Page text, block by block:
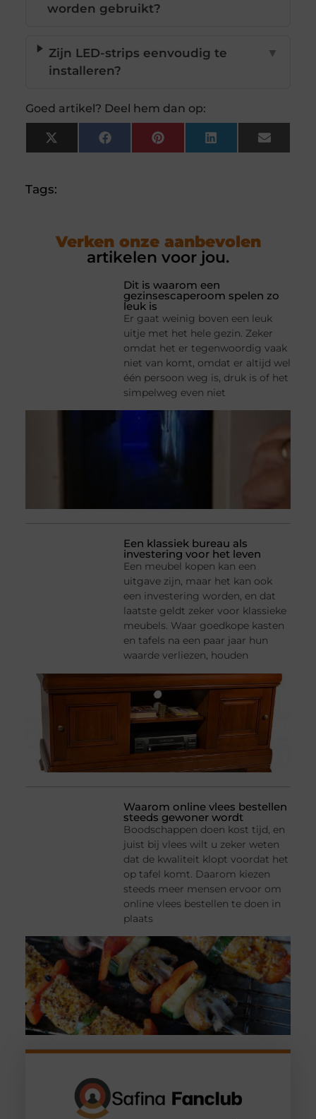
worden gebruikt?
Zijn LED-strips eenvoudig te
installeren?
▼
Goed artikel? Deel hem dan op:
X
(Twitter)
FacebookPinterestLinkedInEmail
Tags:
Verken onze aanbevolen
artikelen voor jou.
Dit is waarom een
gezinsescaperoom spelen zo
leuk is
Er gaat weinig boven een leuk
uitje met het hele gezin. Zeker
omdat het er tegenwoordig vaak
niet van komt, omdat er altijd wel
één persoon weg is, druk is of het
simpelweg even niet
Een klassiek bureau als
investering voor het leven
Een meubel kopen kan een
uitgave zijn, maar het kan ook
een investering worden, en dat
laatste geldt zeker voor klassieke
meubels. Waar goedkope kasten
en tafels na een paar jaar hun
waarde verliezen, houden
Waarom online vlees bestellen
steeds gewoner wordt
Boodschappen doen kost tijd, en
juist bij vlees wilt u zeker weten
dat de kwaliteit klopt voordat het
op tafel komt. Daarom kiezen
steeds meer mensen ervoor om
online vlees bestellen te doen in
plaats